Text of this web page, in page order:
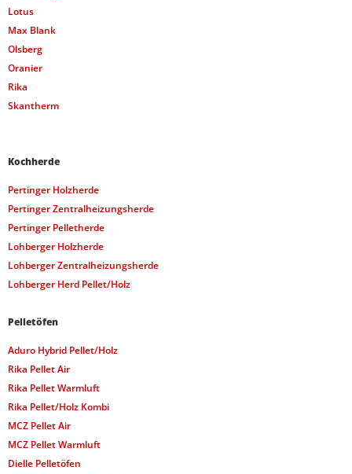
Lotus
Max Blank
Olsberg
Oranier
Rika
Skantherm
Kochherde
Pertinger Holzherde
Pertinger Zentralheizungsherde
Pertinger Pelletherde
Lohberger Holzherde
Lohberger Zentralheizungsherde
Lohberger Herd Pellet/Holz
Pelletöfen
Aduro Hybrid Pellet/Holz
Rika Pellet Air
Rika Pellet Warmluft
Rika Pellet/Holz Kombi
MCZ Pellet Air
MCZ Pellet Warmluft
Dielle Pelletöfen